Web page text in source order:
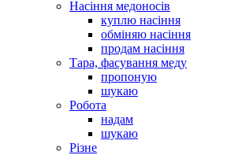
Насіння медоносів
куплю насіння
обміняю насіння
продам насіння
Тара, фасування меду
пропоную
шукаю
Робота
надам
шукаю
Різне